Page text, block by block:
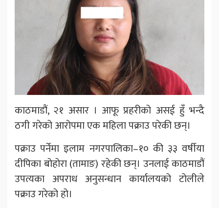
काठमाडौं, २१ असार । आफू प्रहरीको असई हुँ भन्दै
ठगी गरेको आरोपमा एक महिला पक्राउ परेकी छन्।
पक्राउ पर्नेमा इलाम नगरपालिका–१० की ३३ वर्षीया
दीपिका बोहोरा (तामाङ) रहेकी छन्। उनलाई काठमाडौं
उपत्यका अपराध अनुसन्धान कार्यालयको टोलीले
पक्राउ गरेको हो।